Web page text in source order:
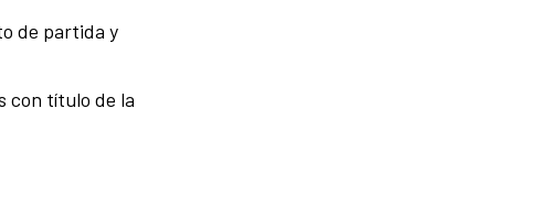
de partida y
con título de la